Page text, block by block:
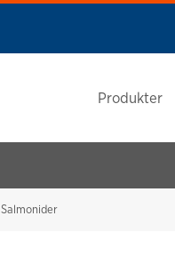
Produkter
Salmonider